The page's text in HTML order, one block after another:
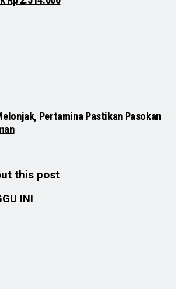
Pertamina Pastikan Pasokan
this post
INI